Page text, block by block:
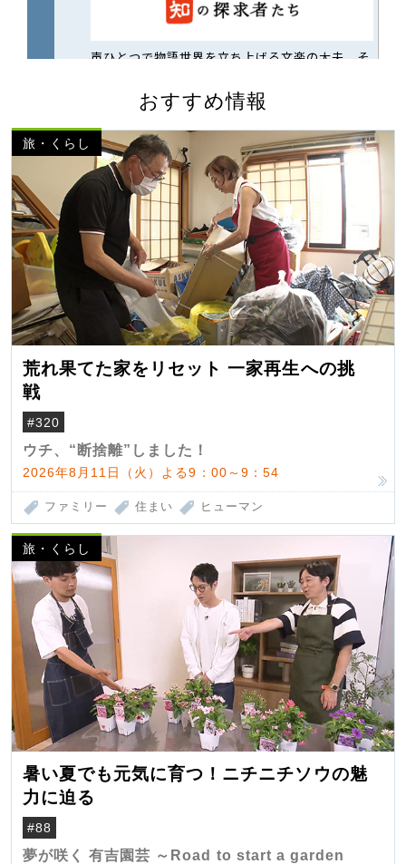
おすすめ情報
旅・くらし
荒れ果てた家をリセット 一家再生への挑
戦
#320
ウチ、“断捨離”しました！
2026年8月11日（火）よる9：00～9：54
ファミリー 住まい ヒューマン
旅・くらし
暑い夏でも元気に育つ！ニチニチソウの魅
力に迫る
#88
夢が咲く 有吉園芸 ～Road to start a garden